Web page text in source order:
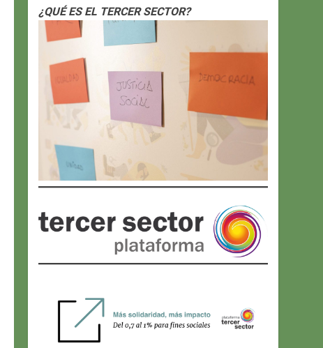
¿QUÉ ES EL TERCER SECTOR?